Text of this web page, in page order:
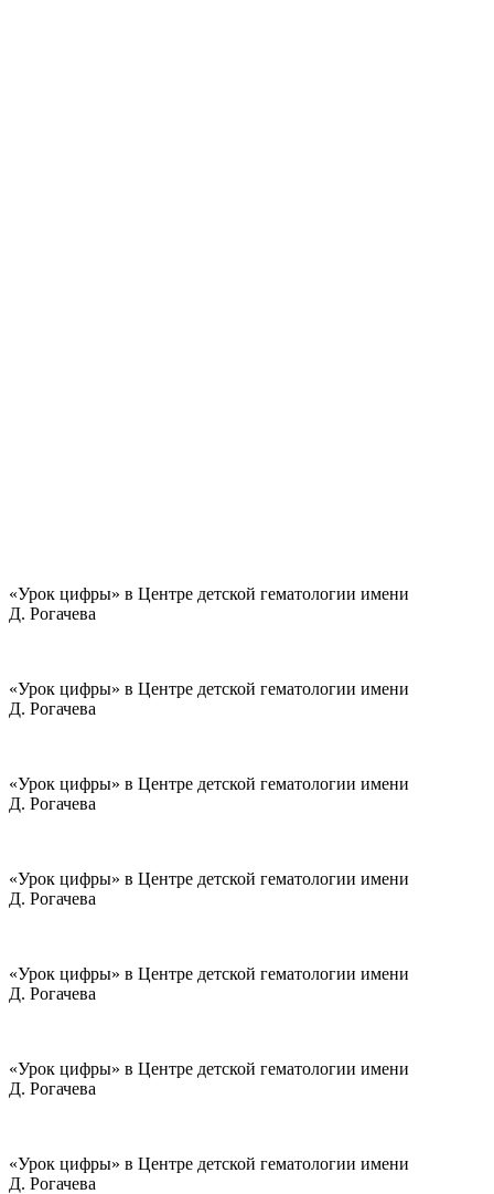
«Урок цифры» в Центре детской гематологии имени
Д. Рогачева
«Урок цифры» в Центре детской гематологии имени
Д. Рогачева
«Урок цифры» в Центре детской гематологии имени
Д. Рогачева
«Урок цифры» в Центре детской гематологии имени
Д. Рогачева
«Урок цифры» в Центре детской гематологии имени
Д. Рогачева
«Урок цифры» в Центре детской гематологии имени
Д. Рогачева
«Урок цифры» в Центре детской гематологии имени
Д. Рогачева